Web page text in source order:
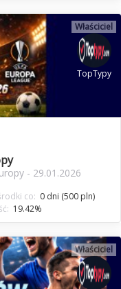
Właściciel
TopTypy
- 29.01.2026
co: 0 dni (500 pln)
19.42%
Właściciel